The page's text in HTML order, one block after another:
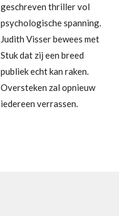
geschreven thriller vol
psychologische spanning.
Judith Visser bewees met
Stuk dat zij een breed
publiek echt kan raken.
Oversteken zal opnieuw
iedereen verrassen.